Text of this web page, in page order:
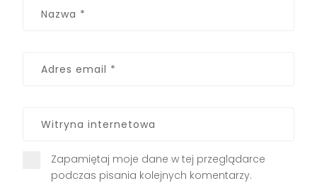
Zapamiętaj moje dane w tej przeglądarce
podczas pisania kolejnych komentarzy.